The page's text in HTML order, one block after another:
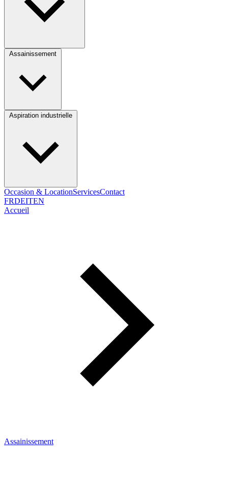
Occasion & LocationServicesContact
FRDEITEN
Accueil
Assainissement